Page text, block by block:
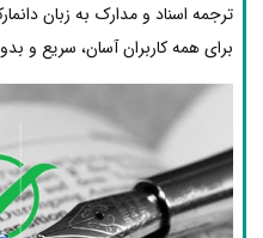
ترجمه اسناد و مدارک به زبان
برای همه کاربران آسان، سریع و